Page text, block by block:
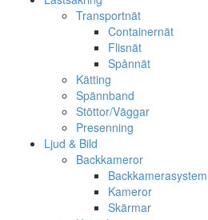
Transportnät
Containernät
Flisnät
Spånnät
Kätting
Spännband
Stöttor/Väggar
Presenning
Ljud & Bild
Backkameror
Backkamerasystem
Kameror
Skärmar